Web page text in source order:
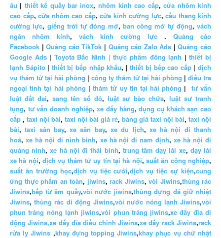
âu | thiết kế quầy bar inox, nhôm kính cao cấp,cửa nhôm kính
cao cấp, cửa nhôm cao cấp, cửa kính cường lực, cầu thang kính
cường lực, giếng trời tự đóng mở, ban công mở tự động, vách
ngăn nhôm kính, vách kính cường lực . Quảng cáo
Facebook |Quảng cáo TikTok | Quảng cáo Zalo Ads |Quảng cáo
Google Ads| Toyota Bắc Ninh | thực phẩm đông lạnh |thiết bị
lạnh Sápito | thiết bị bếp nhập khẩu, |thiết bị bếp cao cấp|dịch
vụ thám tử tại hải phòng | công ty thám tử tại hải phòng | điều tra
ngoại tình tại hải phòng |thám tử uy tín tại hải phòng | tư vấn
luật đất đai, sang tên sổ đỏ, luật sư bào chữa, luật sư tranh
tụng, tư vấn doanh nghiệp,xe đẩy hàng,dụng cụ khách sạn cao
cấp , taxi nội bài, taxi nội bài giá rẻ, bảng giá taxi nội bài, taxi nội
bài,taxi sân bay,xe sân bay,xe du lịch, xe hà nội đi thanh
hoá, xe hà nội đi ninh bình, xe hà nội đi nam định,xe hà nội đi
quảng ninh,xe hà nội đi thái bình, trung tâm dạy lái xe, dạy lái
xe hà nội,dịch vụ thám tử uy tín tại hà nội,suất ăn công nghiệp,
suất ăn trường học,dịch vụ tiệc cưới,dịch vụ tiệc sự kiện,cung
ứng thực phẩm an toàn, jiwins, rack Jiwins, vòi Jiwins,thùng rác
Jiwins,bếp từ âm quầy,vòi nước jiwins,thùng đựng đá giữ nhiệt
Jiwins,thùng rác di động Jiwins,vòi nước nóng lạnh Jiwins,vòi
phun tráng nóng lạnh jiwins,vòi phun tráng jiwins,xe đẩy đĩa di
động Jiwins,xe đẩy đĩa điều chỉnh Jiwins,xe đẩy rack Jiwins,rack
rửa ly Jiwins ,khay đựng topping Jiwins,khay phục vụ chữ nhật